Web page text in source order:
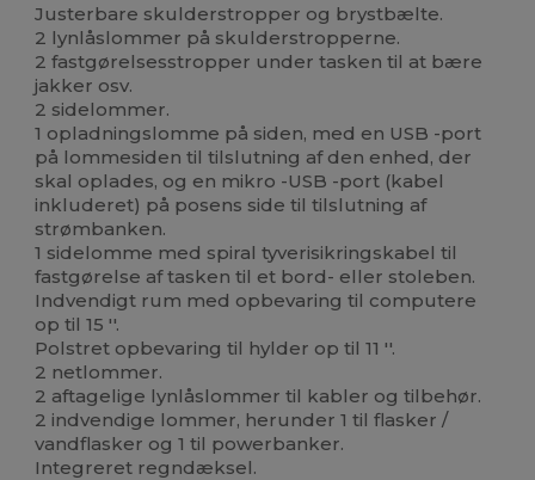
Justerbare skulderstropper og brystbælte.
2 lynlåslommer på skulderstropperne.
2 fastgørelsesstropper under tasken til at bære
jakker osv.
2 sidelommer.
1 opladningslomme på siden, med en USB -port
på lommesiden til tilslutning af den enhed, der
skal oplades, og en mikro -USB -port (kabel
inkluderet) på posens side til tilslutning af
strømbanken.
1 sidelomme med spiral tyverisikringskabel til
fastgørelse af tasken til et bord- eller stoleben.
Indvendigt rum med opbevaring til computere
op til 15 ''.
Polstret opbevaring til hylder op til 11 ''.
2 netlommer.
2 aftagelige lynlåslommer til kabler og tilbehør.
2 indvendige lommer, herunder 1 til flasker /
vandflasker og 1 til powerbanker.
Integreret regndæksel.